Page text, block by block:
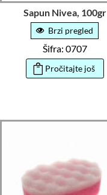
Sapun Nivea, 100gr
Brzi pregled
Šifra: 0707
Pročitajte još